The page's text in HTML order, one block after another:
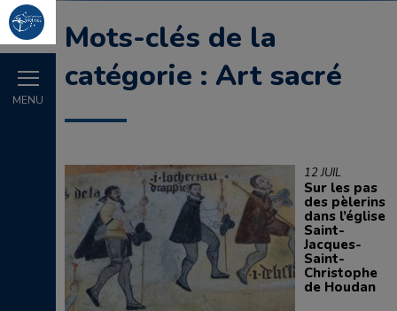
MENU
Mots-clés de la
catégorie : Art sacré
12 JUIL
Sur les pas
des pèlerins
dans l’église
Saint-
Jacques-
Saint-
Christophe
de Houdan